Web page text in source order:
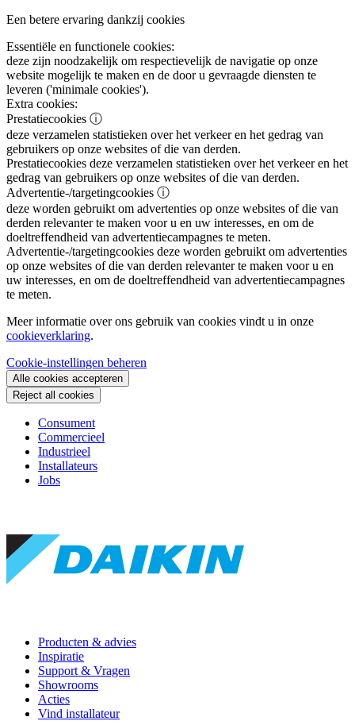
Een betere ervaring dankzij cookies
Essentiële en functionele cookies:
deze zijn noodzakelijk om respectievelijk de navigatie op onze
website mogelijk te maken en de door u gevraagde diensten te
leveren ('minimale cookies').
Extra cookies:
Prestatiecookies ⓘ
deze verzamelen statistieken over het verkeer en het gedrag van
gebruikers op onze websites of die van derden.
Prestatiecookies deze verzamelen statistieken over het verkeer en het
gedrag van gebruikers op onze websites of die van derden.
Advertentie-/targetingcookies ⓘ
deze worden gebruikt om advertenties op onze websites of die van
derden relevanter te maken voor u en uw interesses, en om de
doeltreffendheid van advertentiecampagnes te meten.
Advertentie-/targetingcookies deze worden gebruikt om advertenties
op onze websites of die van derden relevanter te maken voor u en
uw interesses, en om de doeltreffendheid van advertentiecampagnes
te meten.
Meer informatie over ons gebruik van cookies vindt u in onze
cookieverklaring.
Cookie-instellingen beheren
Alle cookies accepteren
Reject all cookies
Consument
Commercieel
Industrieel
Installateurs
Jobs
Producten & advies
Inspiratie
Support & Vragen
Showrooms
Acties
Vind installateur